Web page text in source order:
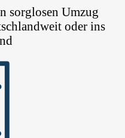
sorglosen Umzug
oder ins